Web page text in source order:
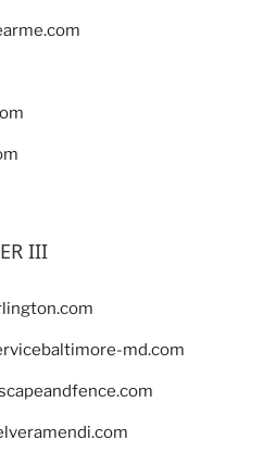
III
md.com